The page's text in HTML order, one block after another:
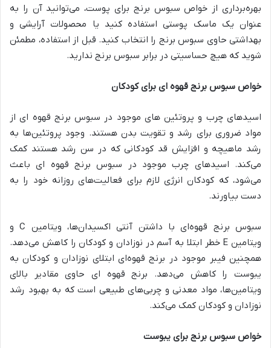
بهره‌برداری از خواص سبوس برنج برای پوست، می‌توانید آن را به
عنوان یک ماسک پوستی استفاده کنید یا محصولات آرایشی و
بهداشتی حاوی سبوس برنج را انتخاب کنید. قبل از استفاده، مطمئن
شوید که هیچ حساسیتی در برابر سبوس برنج ندارید.
خواص سبوس برنج قهوه ای برای کودکان
اسیدهای چرب و پروتئین های موجود در سبوس برنج قهوه ای از
مواد ضروری برای رشد و تقویت بدن هستند. وجود پروتئین‌ها به
رشد ماهیچه و افزایش قد کودکانی که در سن رشد هستند کمک
می‌کند. اسیدهای چرب موجود در سبوس برنج قهوه ای باعث
می‌شود، که کودکان انرژی لازم برای فعالیت‌های روزانه خود را به
دست بیاورند.
سبوس برنج قهوه‌ای با داشتن آنتی اکسیدان‌ها، ویتامین C و
ویتامین E خطر ابتلا به آسم در نوزادان و کودکان را کاهش می‌دهد.
همچنین فیبر موجود در برنج قهوه‌ای ابتلای نوزادان و کودکان به
یبوست را کاهش می‌دهد. برنج قهوه ای حاوی مقادیر بالای
ویتامین‌ها، مواد معدنی و چربی‌های طبیعی است که به بهبود رشد
نوزادان و کودکان کمک می‌کند.
خواص سبوس برنج برای یبوست